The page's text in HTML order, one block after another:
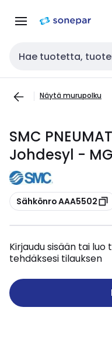
navigointiinsisältöön
Haku
Näytä murupolku
SMC
Johdesyl -
Kopioi
Sähkönro AAA5502
Kirjaudu sisään tai
tehdäksesi tilauksen